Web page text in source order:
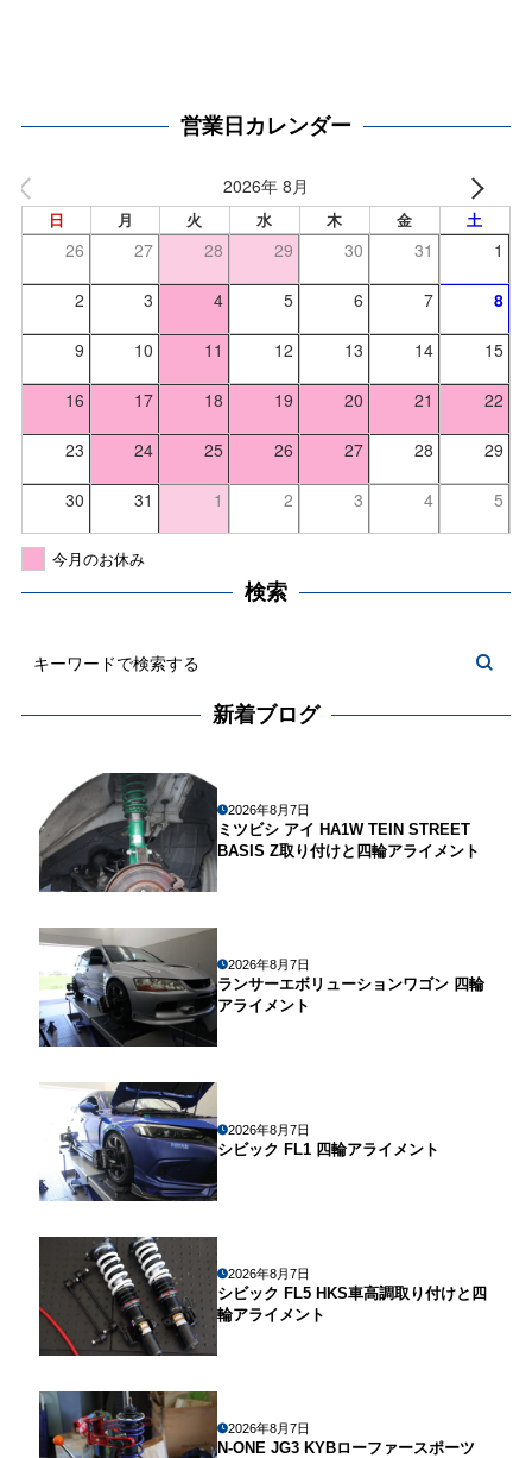
営業日カレンダー
2026年 8月
日 月 火 水 木 金 土
26 27 28 29 30 31 1
2 3 4 5 6 7 8
9 10 11 12 13 14 15
16 17 18 19 20 21 22
23 24 25 26 27 28 29
30 31 1 2 3 4 5
今月のお休み
検索
新着ブログ
2026年8月7日
ミツビシ アイ HA1W TEIN STREET
BASIS Z取り付けと四輪アライメント
2026年8月7日
ランサーエボリューションワゴン 四輪
アライメント
2026年8月7日
シビック FL1 四輪アライメント
2026年8月7日
シビック FL5 HKS車高調取り付けと四
輪アライメント
2026年8月7日
N-ONE JG3 KYBローファースポーツ